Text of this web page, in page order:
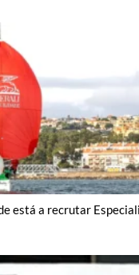
está a recrutar